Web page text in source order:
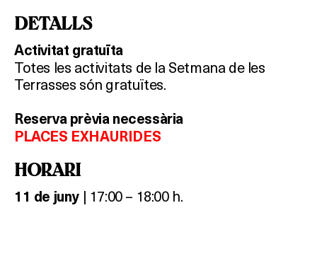
DETALLS
Activitat gratuïta
Totes les activitats de la Setmana de les
Terrasses són gratuïtes.
Reserva prèvia necessària
PLACES EXHAURIDES
HORARI
11 de juny | 17:00 – 18:00 h.